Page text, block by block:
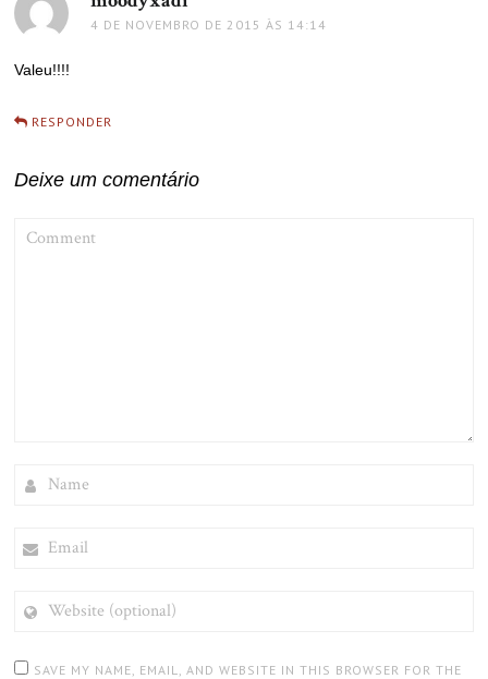
4 DE NOVEMBRO DE 2015 ÀS 14:14
Valeu!!!!
RESPONDER
Deixe um comentário
(OPTIONAL)
SAVE MY NAME, EMAIL, AND WEBSITE IN THIS BROWSER FOR THE